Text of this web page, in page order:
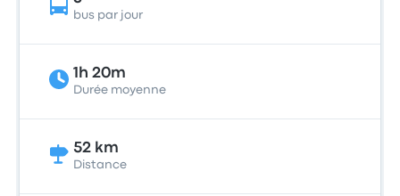
bus par jour
1h 20m
Durée moyenne
52 km
Distance